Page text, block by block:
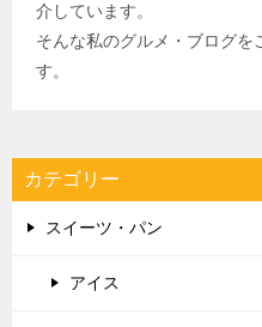
介しています。
そんな私のグルメ・ブログ
す。
カテゴリー
スイーツ・パン
アイス